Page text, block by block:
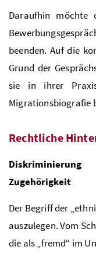
Daraufhin möchte
beenden. Auf die
Grund der
sie in ihrer
Migrationsbiografie
Rechtliche
Zugehörigkeit
Der Begriff der
auszulegen. Vom
die als „fremd“ im